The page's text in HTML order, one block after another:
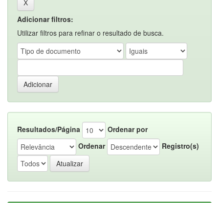
Adicionar filtros:
Utilizar filtros para refinar o resultado de busca.
Resultados/Página
Ordenar por
Ordenar
Registro(s)